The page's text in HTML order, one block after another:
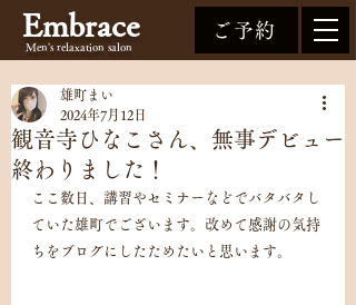
Men's relaxation salon
Embrace ご予約
観音寺ひなこさん、無事デビュー
終わりました！
雄町まい
2024年7月12日
ここ数日、講習やセミナーなどでバタバタし
ていた雄町でございます。改めて感謝の気持
ちをブログにしたためたいと思います。